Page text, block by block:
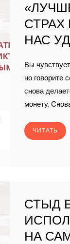
СТРАХ
НАС
Вы
но говорите
снова
монету.
ЧИТАТЬ
СТЫД
НА